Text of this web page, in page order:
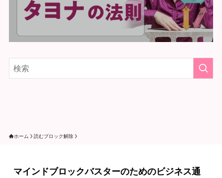
ホーム 読むブロック解除
マインドブロックバスターのためのビジネス通